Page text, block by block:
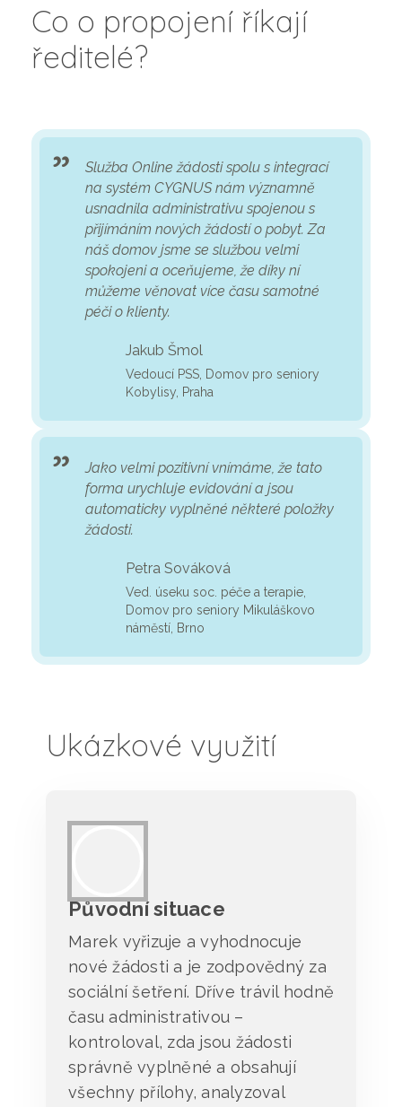
Co o propojení říkají
ředitelé?
Služba Online žádosti spolu s integrací
na systém CYGNUS nám významně
usnadnila administrativu spojenou s
přijímáním nových žádostí o pobyt. Za
náš domov jsme se službou velmi
spokojeni a oceňujeme, že díky ní
můžeme věnovat více času samotné
péči o klienty.
Jakub Šmol
Vedoucí PSS, Domov pro seniory
Kobylisy, Praha
Jako velmi pozitivní vnímáme, že tato
forma urychluje evidování a jsou
automaticky vyplněné některé položky
žádosti.
Petra Sováková
Ved. úseku soc. péče a terapie,
Domov pro seniory Mikuláškovo
náměstí, Brno
Ukázkové využití
Původní situace
Marek vyřizuje a vyhodnocuje
nové žádosti a je zodpovědný za
sociální šetření. Dříve trávil hodně
času administrativou –
kontroloval, zda jsou žádosti
správně vyplněné a obsahují
všechny přílohy, analyzoval